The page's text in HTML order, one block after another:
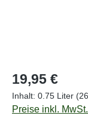
Regulärer Preis:
19,95 €
Inhalt: 0.75 Liter
Preise inkl.